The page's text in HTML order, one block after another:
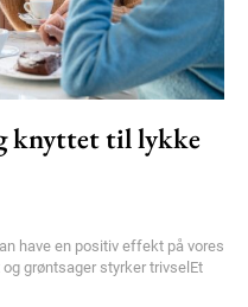
knyttet til lykke
have en positiv effekt på vores
grøntsager styrker trivselEt